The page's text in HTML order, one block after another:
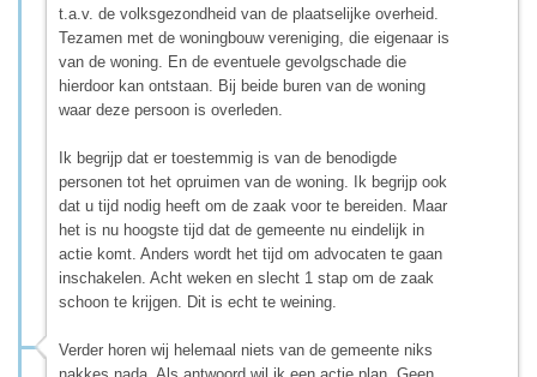
t.a.v. de volksgezondheid van de plaatselijke overheid.
Tezamen met de woningbouw vereniging, die eigenaar is
van de woning. En de eventuele gevolgschade die
hierdoor kan ontstaan. Bij beide buren van de woning
waar deze persoon is overleden.
Ik begrijp dat er toestemmig is van de benodigde
personen tot het opruimen van de woning. Ik begrijp ook
dat u tijd nodig heeft om de zaak voor te bereiden. Maar
het is nu hoogste tijd dat de gemeente nu eindelijk in
actie komt. Anders wordt het tijd om advocaten te gaan
inschakelen. Acht weken en slecht 1 stap om de zaak
schoon te krijgen. Dit is echt te weining.
Verder horen wij helemaal niets van de gemeente niks